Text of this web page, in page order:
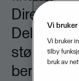
Deloitte
større
benyttes.
Vi
Vi bruker
tilby
bruk av